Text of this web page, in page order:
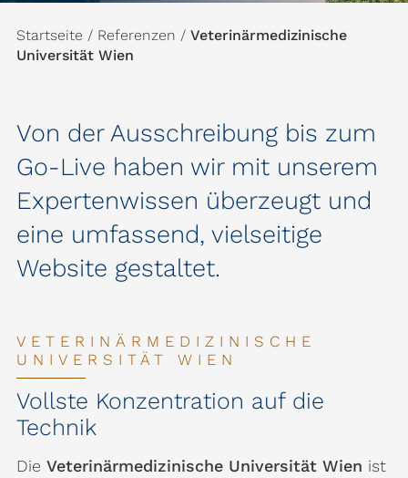
Startseite / Referenzen / Veterinärmedizinische
Universität Wien
Von der Ausschreibung bis zum
Go-Live haben wir mit unserem
Expertenwissen überzeugt und
eine umfassend, vielseitige
Website gestaltet.
VETERINÄRMEDIZINISCHE
UNIVERSITÄT WIEN
Vollste Konzentration auf die
Technik
Die Veterinärmedizinische Universität Wien ist